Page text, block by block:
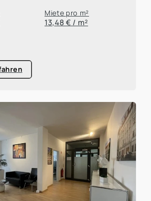
Miete pro m²
13,48 € / m²